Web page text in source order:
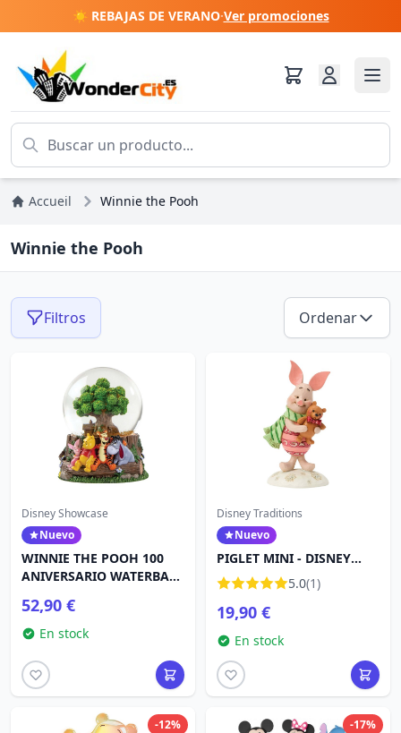
☀️ REBAJAS DE VERANO·Ver promociones
Accueil Winnie the Pooh
Winnie the Pooh
Filtros Ordenar
Disney Showcase
Nuevo
WINNIE THE POOH 100
ANIVERSARIO WATERBALL
52,90 €
En stock
Disney Traditions
Nuevo
PIGLET MINI - DISNEY
TRADITIONS5.0(1)
19,90 €
En stock
-12% -17%